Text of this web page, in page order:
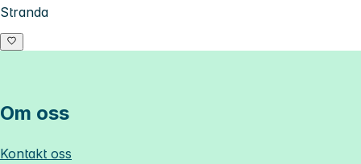
Stranda
Om oss
Kontakt oss